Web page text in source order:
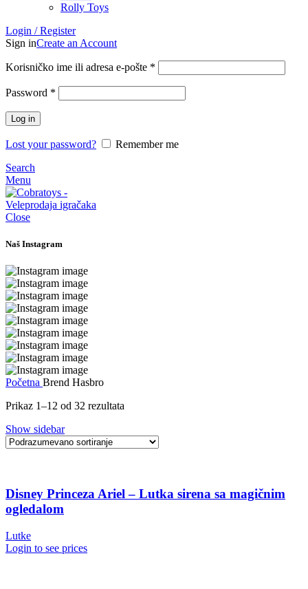
Rolly Toys
Login / Register
Sign inCreate an Account
Korisničko ime ili adresa e-pošte *
Password *
Log in
Lost your password?
Remember me
Search
Menu
Close
Naš Instagram
Početna Brend Hasbro
Prikaz 1–12 od 32 rezultata
Show sidebar
Disney Princeza Ariel – Lutka sirena sa magičnim
ogledalom
Lutke
Login to see prices